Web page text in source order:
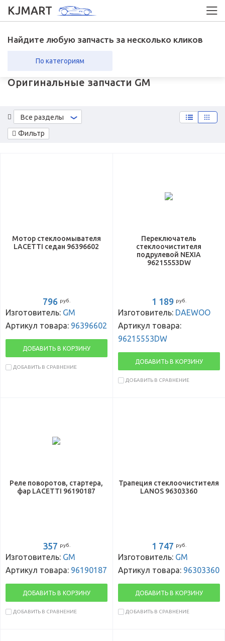
KJMART
Найдите любую запчасть за несколько кликов
По категориям
Оригинальные запчасти GM
Фильтр
Все разделы
Мотор стеклоомывателя
LACETTI седан 96396602
796 руб.
Изготовитель: GM
Артикул товара: 96396602
ДОБАВИТЬ В КОРЗИНУ
ДОБАВИТЬ В СРАВНЕНИЕ
Переключатель
стеклоочистителя
подрулевой NEXIA
96215553DW
1 189 руб.
Изготовитель: DAEWOO
Артикул товара:
96215553DW
ДОБАВИТЬ В КОРЗИНУ
ДОБАВИТЬ В СРАВНЕНИЕ
Реле поворотов, стартера,
фар LACETTI 96190187
357 руб.
Изготовитель: GM
Артикул товара: 96190187
ДОБАВИТЬ В КОРЗИНУ
ДОБАВИТЬ В СРАВНЕНИЕ
Трапеция стеклоочистителя
LANOS 96303360
1 747 руб.
Изготовитель: GM
Артикул товара: 96303360
ДОБАВИТЬ В КОРЗИНУ
ДОБАВИТЬ В СРАВНЕНИЕ